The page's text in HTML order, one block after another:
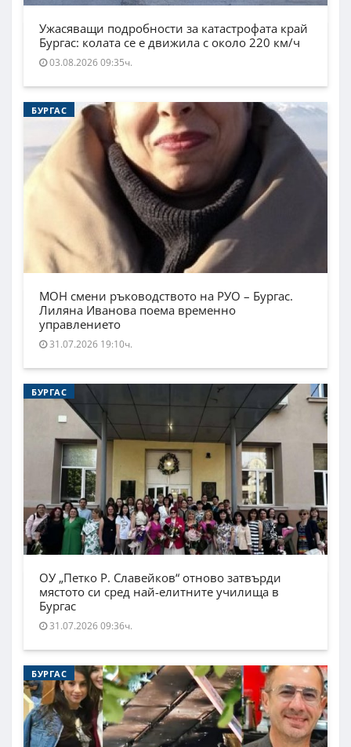
Ужасяващи подробности за катастрофата край
Бургас: колата се е движила с около 220 км/ч
03.08.2026 09:35ч.
БУРГАС
МОН смени ръководството на РУО – Бургас.
Лиляна Иванова поема временно
управлението
31.07.2026 19:10ч.
БУРГАС
ОУ „Петко Р. Славейков“ отново затвърди
мястото си сред най-елитните училища в
Бургас
31.07.2026 09:36ч.
БУРГАС